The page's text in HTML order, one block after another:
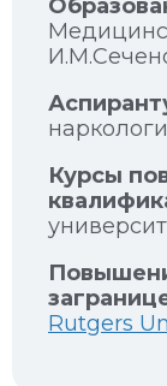
Курсы
Rutgers